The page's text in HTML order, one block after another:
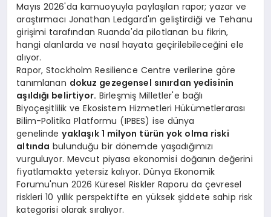
Mayıs 2026'da kamuoyuyla paylaşılan rapor; yazar ve
araştırmacı Jonathan Ledgard'ın geliştirdiği ve Tehanu
girişimi tarafından Ruanda'da pilotlanan bu fikrin,
hangi alanlarda ve nasıl hayata geçirilebileceğini ele
alıyor.
Rapor, Stockholm Resilience Centre verilerine göre
tanımlanan dokuz gezegensel sınırdan yedisinin
aşıldığı belirtiyor. Birleşmiş Milletler'e bağlı
Biyoçeşitlilik ve Ekosistem Hizmetleri Hükümetlerarası
Bilim-Politika Platformu (IPBES) ise dünya
genelindeyaklaşık 1 milyon türün yok olma riski
altında bulunduğu bir dönemde yaşadığımızı
vurguluyor. Mevcut piyasa ekonomisi doğanın değerini
fiyatlamakta yetersiz kalıyor. Dünya Ekonomik
Forumu'nun 2026 Küresel Riskler Raporu da çevresel
riskleri 10 yıllık perspektifte en yüksek şiddete sahip risk
kategorisi olarak sıralıyor.